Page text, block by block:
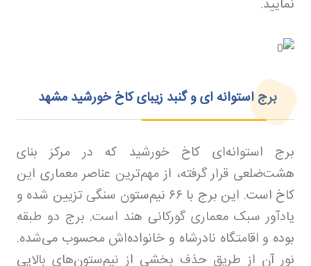
برج استوانه ای و گنبد زیبای کاخ خورشید مشهد
برج استوانه‌ای کاخ خورشید که در مرکز بنای
هشت‌ضلعی قرار گرفته، از مهم‌ترین عناصر معماری این
کاخ است. این برج با ۶۶ نیم‌ستون سنگی تزیین شده و
یادآور سبک معماری گورکانی هند است. برج دو طبقه
بوده و اقامتگاه نادرشاه و خانواده‌اش محسوب می‌شده.
نور آن از طریق حذف بخشی از نیم‌ستون‌های بالایی